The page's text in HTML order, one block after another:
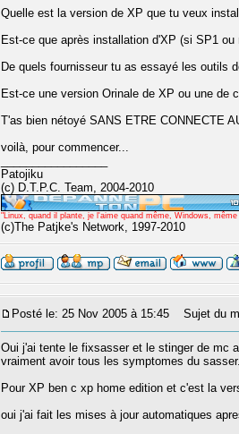
Quelle est la version de XP que tu veux
Est-ce que après installation d'XP (si SP1
De quels fournisseur tu as essayé les outils
Est-ce une version Orinale de XP ou une
T'as bien nétoyé SANS ETRE CONNECTE
voilà, pour commencer...
Patojiku
(c) D.T.P.C. Team, 2004-2010
"Linux, quand il plante, je l'aime quand même, Windows,
(c)The Patjke's Network, 1997-2010
Posté le: 25 Nov 2005 à 15:45 Sujet du
Oui j'ai tente le fixsasser et le stinger de mc
vraiment avoir tous les symptomes du
Pour XP ben c xp home edition et c'est la
oui j'ai fait les mises à jour automatiques